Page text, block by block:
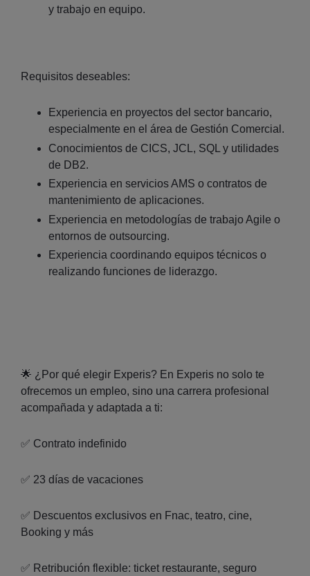
y trabajo en equipo.
Requisitos deseables:
Experiencia en proyectos del sector bancario,
especialmente en el área de Gestión Comercial.
Conocimientos de CICS, JCL, SQL y utilidades
de DB2.
Experiencia en servicios AMS o contratos de
mantenimiento de aplicaciones.
Experiencia en metodologías de trabajo Agile o
entornos de outsourcing.
Experiencia coordinando equipos técnicos o
realizando funciones de liderazgo.
🌟 ¿Por qué elegir Experis? En Experis no solo te
ofrecemos un empleo, sino una carrera profesional
acompañada y adaptada a ti:
✅ Contrato indefinido
✅ 23 días de vacaciones
✅ Descuentos exclusivos en Fnac, teatro, cine,
Booking y más
✅ Retribución flexible: ticket restaurante, seguro